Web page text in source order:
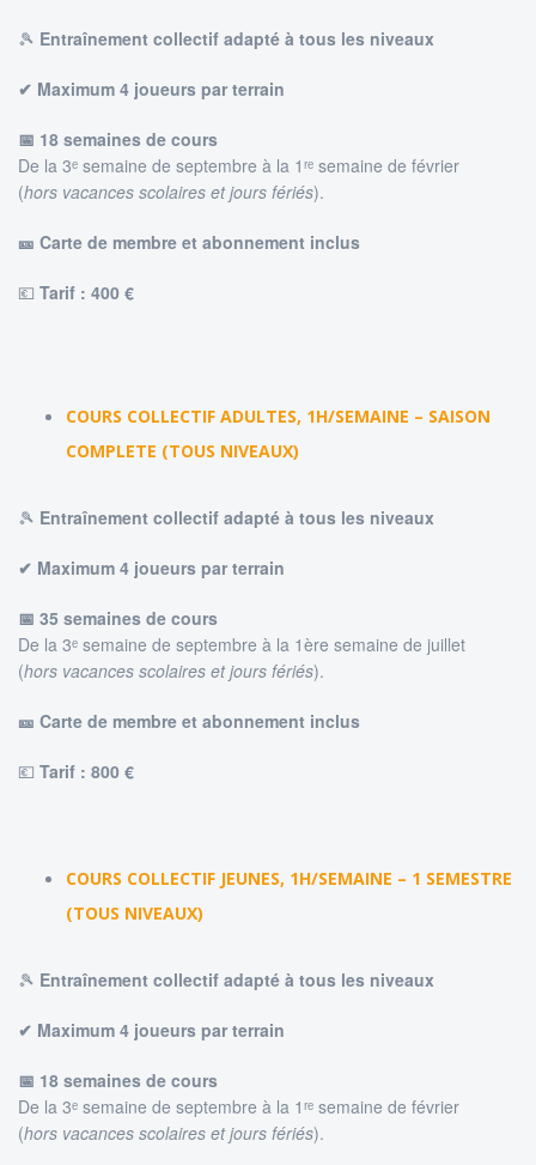
🎾 Entraînement collectif adapté à tous les niveaux
✔ Maximum 4 joueurs par terrain
📅 18 semaines de cours
De la 3ᵉ semaine de septembre à la 1ʳᵉ semaine de février
(hors vacances scolaires et jours fériés).
🎫 Carte de membre et abonnement inclus
💶 Tarif : 400 €
COURS COLLECTIF ADULTES, 1H/SEMAINE – SAISON
COMPLETE (TOUS NIVEAUX)
🎾 Entraînement collectif adapté à tous les niveaux
✔ Maximum 4 joueurs par terrain
📅 35 semaines de cours
De la 3ᵉ semaine de septembre à la 1ère semaine de juillet
(hors vacances scolaires et jours fériés).
🎫 Carte de membre et abonnement inclus
💶 Tarif : 800 €
COURS COLLECTIF JEUNES, 1H/SEMAINE – 1 SEMESTRE
(TOUS NIVEAUX)
🎾 Entraînement collectif adapté à tous les niveaux
✔ Maximum 4 joueurs par terrain
📅 18 semaines de cours
De la 3ᵉ semaine de septembre à la 1ʳᵉ semaine de février
(hors vacances scolaires et jours fériés).